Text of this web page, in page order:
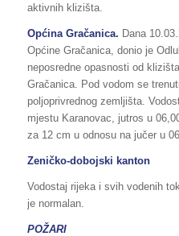
aktivnih klizišta.
Općina Gračanica. Dana
Općine Gračanica, donio je
neposredne opasnosti od
Gračanica. Pod vodom se
poljoprivrednog zemljišta.
mjestu Karanovac, jutros u
za 12 cm u odnosu na jučer u
Zeničko-dobojski kanton
Vodostaj rijeka i svih vodenih
je normalan.
POŽARI